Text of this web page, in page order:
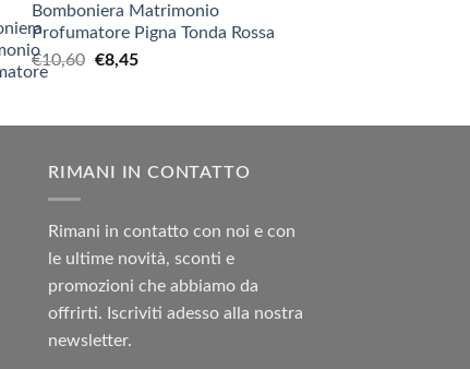
Bomboniera Matrimonio
Profumatore Pigna Tonda Rossa
€10,60 Il
era:
€8,45Il
è:
RIMANI IN CONTATTO
Rimani in contatto con noi e con
le ultime novità, sconti e
promozioni che abbiamo da
offrirti. Iscriviti adesso alla nostra
newsletter.